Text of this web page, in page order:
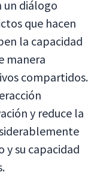
un diálogo
que hacen
la capacidad
manera
compartidos.
y reduce la
y su capacidad